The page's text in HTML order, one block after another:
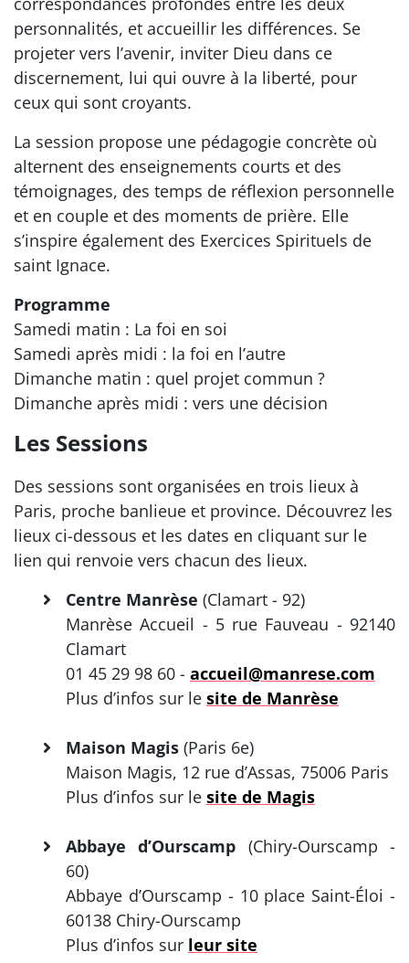
personnalités, et accueillir les différences. Se
projeter vers l’avenir, inviter Dieu dans ce
discernement, lui qui ouvre à la liberté, pour
ceux qui sont croyants.
La session propose une pédagogie concrète où
alternent des enseignements courts et des
témoignages, des temps de réflexion personnelle
et en couple et des moments de prière. Elle
s’inspire également des Exercices Spirituels de
saint Ignace.
Programme
Samedi matin : La foi en soi
Samedi après midi : la foi en l’autre
Dimanche matin : quel projet commun ?
Dimanche après midi : vers une décision
Les Sessions
Des sessions sont organisées en trois lieux à
Paris, proche banlieue et province. Découvrez les
lieux ci-dessous et les dates en cliquant sur le
lien qui renvoie vers chacun des lieux.
Centre Manrèse (Clamart - 92)
Manrèse Accueil - 5 rue Fauveau - 92140
Clamart
01 45 29 98 60 - accueil@manrese.com
Plus d’infos sur le site de Manrèse
Maison Magis (Paris 6e)
Maison Magis, 12 rue d’Assas, 75006 Paris
Plus d’infos sur le site de Magis
Abbaye d’Ourscamp (Chiry-Ourscamp -
60)
Abbaye d’Ourscamp - 10 place Saint-Éloi -
60138 Chiry-Ourscamp
Plus d’infos sur leur site